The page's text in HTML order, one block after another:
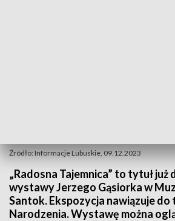
Źródło: Informacje Lubuskie, 09.12.2023
„Radosna Tajemnica” to tytuł
wystawy Jerzego Gąsiorka w
Santok. Ekspozycja nawiązuje
Narodzenia. Wystawę można